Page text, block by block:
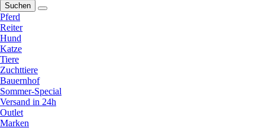
Suchen
Pferd
Reiter
Hund
Katze
Tiere
Zuchttiere
Bauernhof
Sommer-Special
Versand in 24h
Outlet
Marken